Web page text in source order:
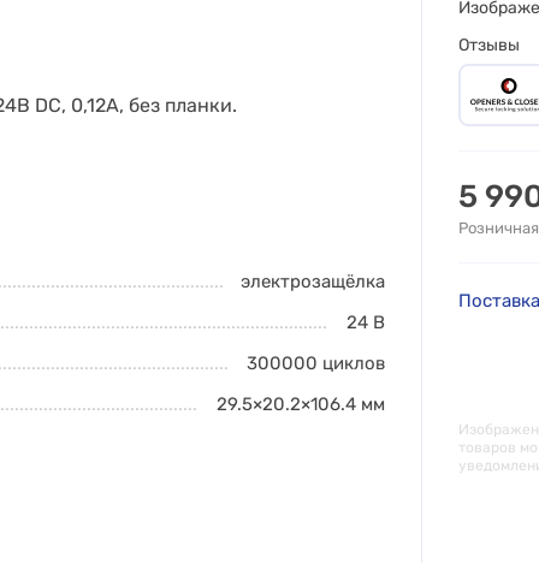
Отзывы
5
товаров
DC, 0,12А, без планки.
электрозащёлка
24 В
300000 циклов
29.5×20.2×106.4 мм